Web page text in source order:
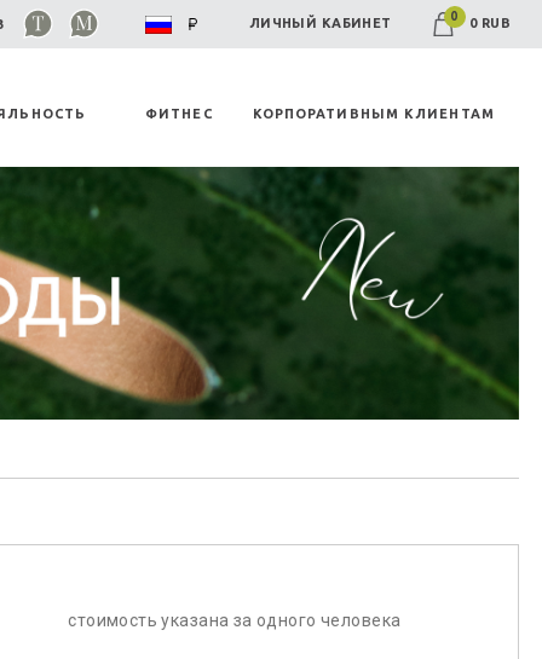
ЛИЧНЫЙ КАБИНЕТ 0 0 RUB
ФИТНЕС КОРПОРАТИВНЫМ КЛИЕНТАМ
стоимость указана за одного человека